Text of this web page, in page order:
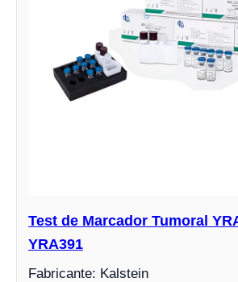
Test de Marcador Tumoral
YRA391
Fabricante: Kalstein